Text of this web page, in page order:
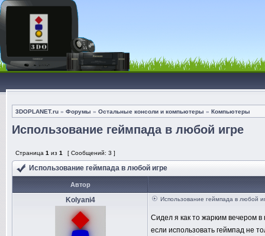
3DOPLANET.ru » Форумы » Остальные консоли и компьютеры » Компьютеры
Использование геймпада в любой игре
Страница 1 из 1 [ Сообщений: 3 ]
Использование геймпада в любой игре
Автор
Kolyani4 Использование геймпада в любой
Сидел я как то жарким вечером
если использовать геймпад не